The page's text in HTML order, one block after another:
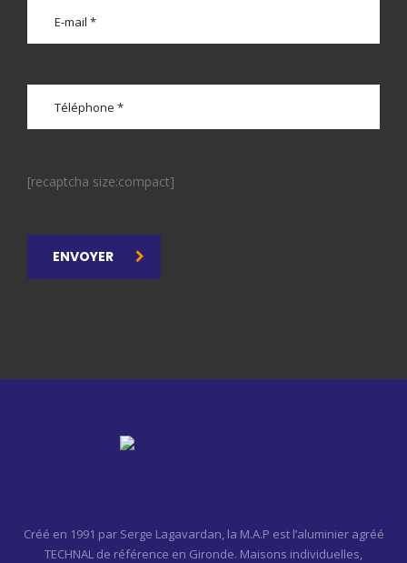
[recaptcha size:compact]
ENVOYER
Créé en 1991 par Serge Lagavardan, la M.A.P est l’aluminier agréé
TECHNAL de référence en Gironde. Maisons individuelles,